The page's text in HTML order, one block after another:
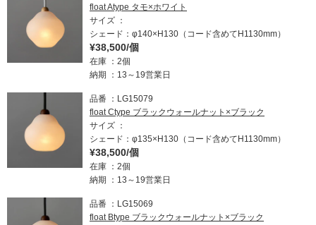
float Atype タモ×ホワイト
サイズ
シェード：φ140×H130（コード含めてH1130mm）
¥38,500/個
在庫
2個
納期
13～19営業日
品番
LG15079
float Ctype ブラックウォールナット×ブラック
サイズ
シェード：φ135×H130（コード含めてH1130mm）
¥38,500/個
在庫
2個
納期
13～19営業日
品番
LG15069
float Btype ブラックウォールナット×ブラック